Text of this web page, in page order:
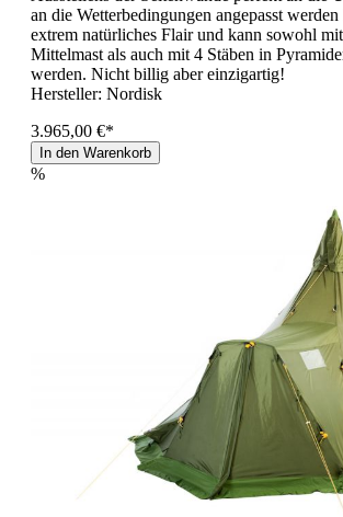
an die Wetterbedingungen angepasst
extrem natürliches Flair und kann sowohl
Mittelmast als auch mit 4 Stäben in
werden. Nicht billig aber einzigartig!
Hersteller: Nordisk
3.965,00 €*
In den Warenkorb
%